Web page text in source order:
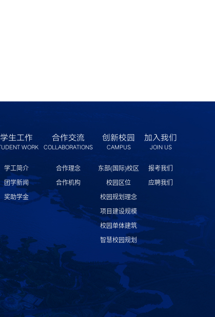
学生工作
WORK
学工简介
团学新闻
奖助学金
合作交流
COLLABORATIONS
合作理念
合作机构
创新校园
CAMPUS
东部(国际)校区
校园区位
校园规划理念
项目建设规模
校园单体建筑
智慧校园规划
加入我们
JOIN US
报考我们
应聘我们